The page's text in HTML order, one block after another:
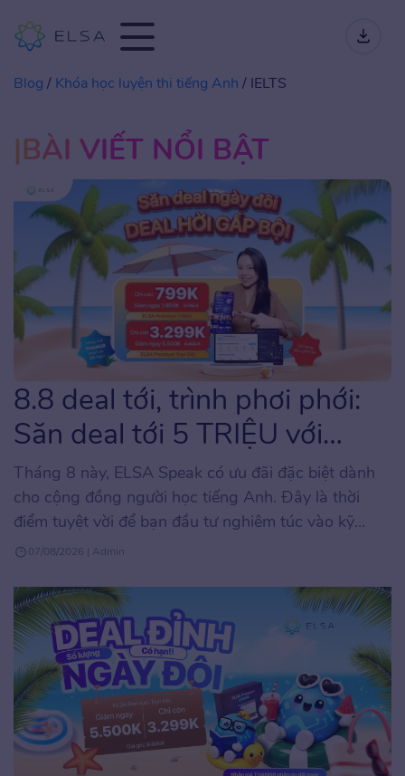
Blog / Khóa học luyện thi tiếng Anh / IELTS
BÀI VIẾT NỔI BẬT
8.8 deal tới, trình phơi phới:
Săn deal tới 5 TRIỆU với
ELSA Speak
Tháng 8 này, ELSA Speak có ưu đãi đặc biệt dành
cho cộng đồng người học tiếng Anh. Đây là thời
điểm tuyệt vời để bạn đầu tư nghiêm túc vào kỹ
năng phát âm và giao tiếp tiếng Anh với mức chi phí
áp […]
07/08/2026 | Admin